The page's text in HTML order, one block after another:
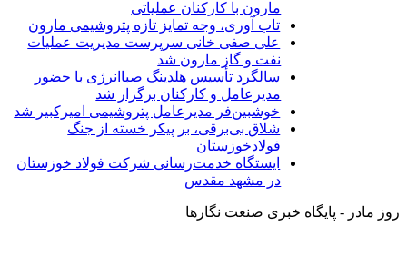
مارون با کارکنان عملیاتی
تاب آوری، وجه تمایز تازه پتروشیمی مارون
علی صفی خانی سرپرست مدیریت عملیات
نفت و گاز مارون شد
سالگرد تأسیس هلدینگ صباانرژی با حضور
مدیرعامل و کارکنان برگزار شد
خوشبین‌فر مدیرعامل پتروشیمی امیرکبیر شد
شلاق‌ بی‌برقی، بر پیکر خسته‌ از جنگ
فولادخوزستان
ایستگاه خدمت‌رسانی شرکت فولاد خوزستان
در مشهد مقدس
روز مادر - پایگاه خبری صنعت نگارها